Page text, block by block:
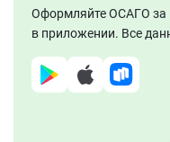
Оформляйте ОСАГО за
в приложении. Все